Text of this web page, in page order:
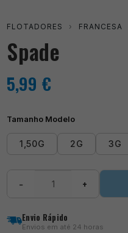
FLOTADORES › FRANCESA
Spade
5,99 €
Tamanho Modelo
1,50G 2G 3G
cantidad
− +
Envio Rápido
Envios em até 24 horas